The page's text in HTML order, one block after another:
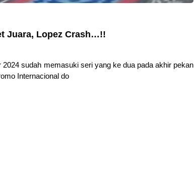
Juara, Lopez Crash…!!
sudah memasuki seri yang ke dua pada akhir pekan
Internacional do